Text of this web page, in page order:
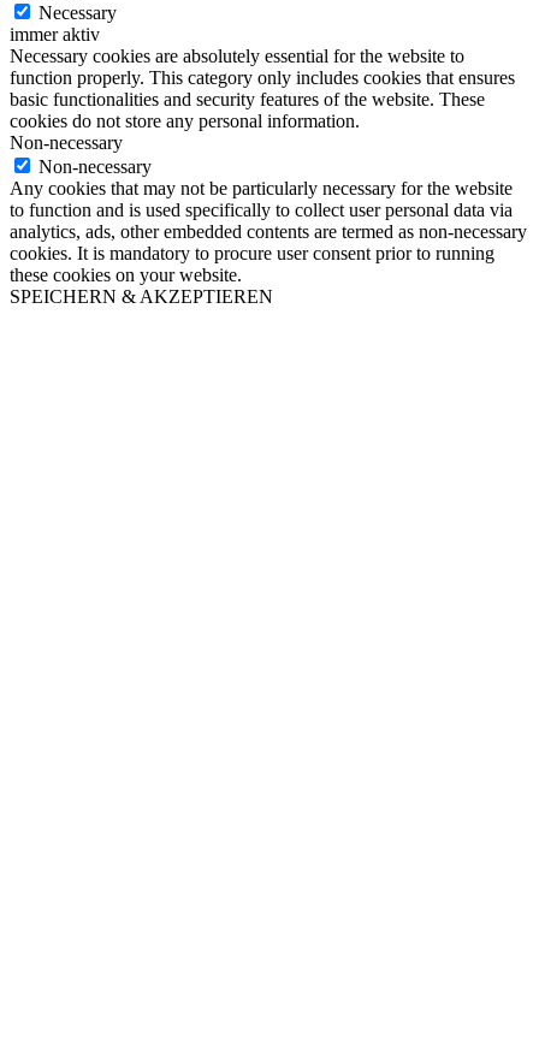
Necessary
immer aktiv
Necessary cookies are absolutely essential for the website to
function properly. This category only includes cookies that ensures
basic functionalities and security features of the website. These
cookies do not store any personal information.
Non-necessary
Non-necessary
Any cookies that may not be particularly necessary for the website
to function and is used specifically to collect user personal data via
analytics, ads, other embedded contents are termed as non-necessary
cookies. It is mandatory to procure user consent prior to running
these cookies on your website.
SPEICHERN & AKZEPTIEREN